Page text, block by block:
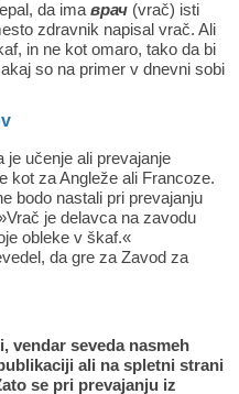
da ima врач (vrač) isti
zdravnik napisal vrač. Ali
in ne kot omaro, tako da bi
so na primer v dnevni sobi
je učenje ali prevajanje
kot za Angleže ali Francoze.
bodo nastali pri prevajanju
je delavca na zavodu
obleke v škaf.«
da gre za Zavod za
vendar seveda nasmeh
ali na spletni strani
se pri prevajanju iz